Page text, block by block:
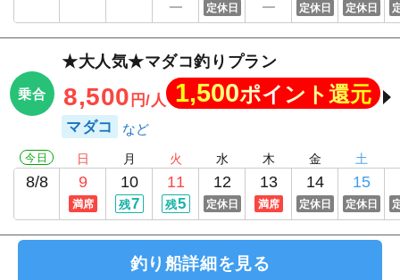
定休日 定休日 定休日
乗合
★大人気★マダコ釣りプラン
8,500 円/人 1,500ポイント還元
マダコ
今日
8/8
日
9
満席
月
10
残7
火
11
残5
水
12
定休日
木
13
満席
金
14
定休日
土
15
定休日
釣り船詳細を見る